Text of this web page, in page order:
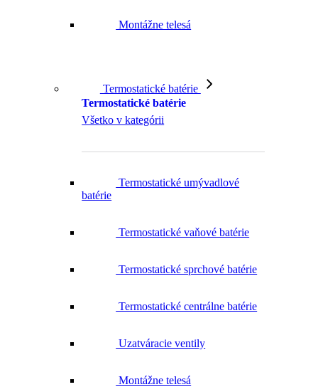
Montážne telesá
Termostatické batérie
Termostatické batérie
Všetko v kategórii
Termostatické umývadlové
batérie
Termostatické vaňové batérie
Termostatické sprchové batérie
Termostatické centrálne batérie
Uzatváracie ventily
Montážne telesá